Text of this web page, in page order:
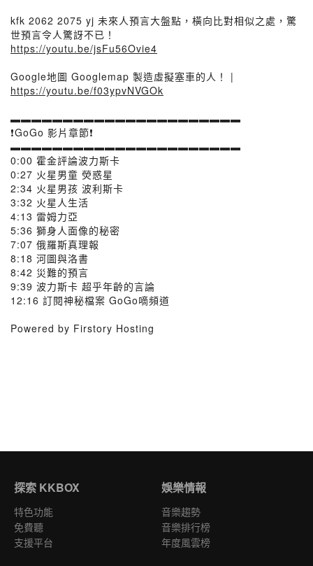
kfk 2062 2075 yj 未來人預言大盤點，橫向比對相似之處，驚
世預言令人驚訝不已！
https://youtu.be/jsFu56Ovie4
Google地圖 Googlemap 製造虛擬塞車的人！ |
https://youtu.be/f03ypvNVGOk
▬▬▬▬▬▬▬▬▬▬▬▬▬▬▬▬▬▬▬▬▬▬
❗️GoGo 影片章節❗️
▬▬▬▬▬▬▬▬▬▬▬▬▬▬▬▬▬▬▬▬▬▬
0:00 霍金評論波力斯卡
0:27 火星男童 熒惑星
2:34 火星男孩 波利斯卡
3:32 火星人生活
4:13 雷姆力亞
5:36 獅身人面像的秘密
7:07 俄羅斯真理報
8:18 河圖與洛書
8:42 災難的預言
9:39 波力斯卡 超乎年齡的言論
12:16 訂閱神秘檔案 GoGo嘀頻道
Powered by Firstory Hosting
探索 KKBOX
特色功能
免費聽
支援平台
娛樂情報
音樂趨勢
音樂排行榜
年度風雲榜